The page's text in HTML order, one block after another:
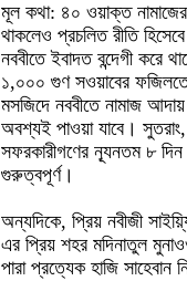
মূল কথা: ৪০ ওয়াক্ত
থাকলেও প্রচলিত রীতি
নববীতে ইবাদত বন্দেগী করে
১,০০০ গুণ সওয়াবের
মসজিদে নববীতে নামাজ
অবশ্যই পাওয়া যাবে।
সফরকারীগণের ন্যূনতম ৮
গুরুত্বপূর্ণ।
অন্যদিকে, প্রিয় নবীজী
এর প্রিয় শহর মদিনাতুল
পারা প্রত্যেক হাজি